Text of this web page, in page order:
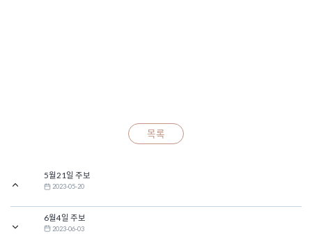
목록
5월21일 주보
2023-05-20
6월4일 주보
2023-06-03